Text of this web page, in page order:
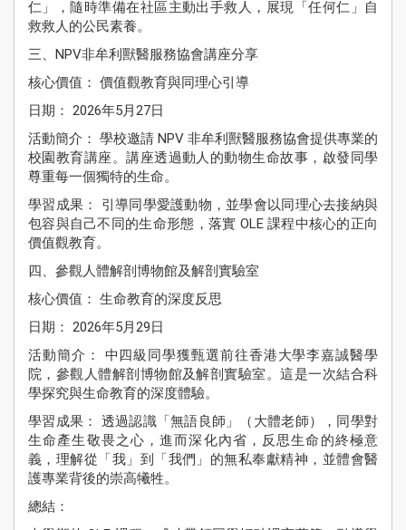
仁」，隨時準備在社區主動出手救人，展現「任何仁」自
救救人的公民素養。
三、NPV非牟利獸醫服務協會講座分享
核心價值： 價值觀教育與同理心引導
日期： 2026年5月27日
活動簡介： 學校邀請 NPV 非牟利獸醫服務協會提供專業的
校園教育講座。講座透過動人的動物生命故事，啟發同學
尊重每一個獨特的生命。
學習成果： 引導同學愛護動物，並學會以同理心去接納與
包容與自己不同的生命形態，落實 OLE 課程中核心的正向
價值觀教育。
四、參觀人體解剖博物館及解剖實驗室
核心價值： 生命教育的深度反思
日期： 2026年5月29日
活動簡介： 中四級同學獲甄選前往香港大學李嘉誠醫學
院，參觀人體解剖博物館及解剖實驗室。這是一次結合科
學探究與生命教育的深度體驗。
學習成果： 透過認識「無語良師」（大體老師），同學對
生命產生敬畏之心，進而深化內省，反思生命的終極意
義，理解從「我」到「我們」的無私奉獻精神，並體會醫
護專業背後的崇高犧牲。
總結：